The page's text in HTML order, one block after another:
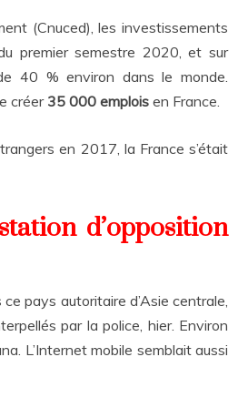
(Cnuced), les investissements
premier semestre 2020, et sur
40 % environ dans le monde.
créer 35 000 emplois en France.
en 2017, la France s’était
d’opposition
pays autoritaire d’Asie centrale,
par la police, hier. Environ
L’Internet mobile semblait aussi